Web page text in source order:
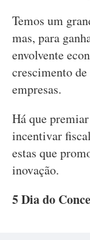
Temos um
mas, para
envolvente
crescimento
empresas.
Há que
incentivar
estas que
inovação.
5 Dia do